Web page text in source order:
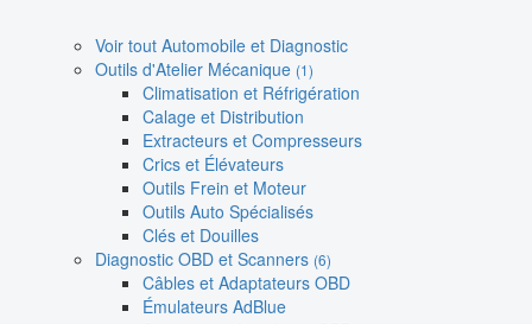
Voir tout Automobile et Diagnostic
Outils d'Atelier Mécanique (1)
Climatisation et Réfrigération
Calage et Distribution
Extracteurs et Compresseurs
Crics et Élévateurs
Outils Frein et Moteur
Outils Auto Spécialisés
Clés et Douilles
Diagnostic OBD et Scanners (6)
Câbles et Adaptateurs OBD
Émulateurs AdBlue